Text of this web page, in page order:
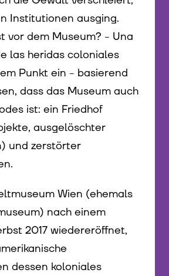
Institutionen ausging.
vor dem Museum? - Una
las heridas coloniales
Punkt ein - basierend
dass das Museum auch
ist: ein Friedhof
ausgelöschter
und zerstörter
Wien (ehemals
nach einem
2017 wiedereröffnet,
dessen koloniales